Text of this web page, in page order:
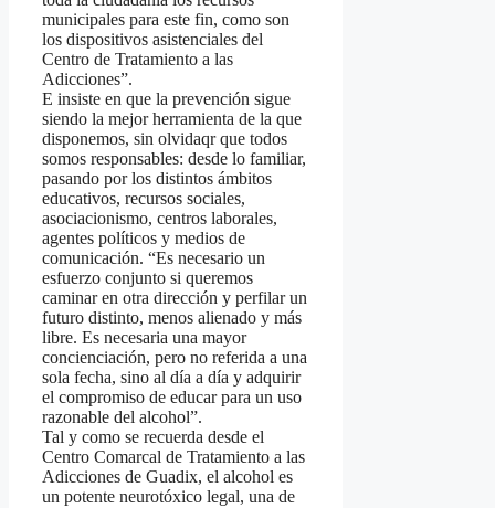
municipales para este fin, como son
los dispositivos asistenciales del
Centro de Tratamiento a las
Adicciones”.
E insiste en que la prevención sigue
siendo la mejor herramienta de la que
disponemos, sin olvidaqr que todos
somos responsables: desde lo familiar,
pasando por los distintos ámbitos
educativos, recursos sociales,
asociacionismo, centros laborales,
agentes políticos y medios de
comunicación. “Es necesario un
esfuerzo conjunto si queremos
caminar en otra dirección y perfilar un
futuro distinto, menos alienado y más
libre. Es necesaria una mayor
concienciación, pero no referida a una
sola fecha, sino al día a día y adquirir
el compromiso de educar para un uso
razonable del alcohol”.
Tal y como se recuerda desde el
Centro Comarcal de Tratamiento a las
Adicciones de Guadix, el alcohol es
un potente neurotóxico legal, una de